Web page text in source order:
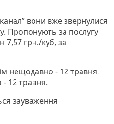
вони вже звернулися
Пропонують за послугу
7,57 грн./куб, за
нещодавно - 12 травня.
- 12 травня.
зауваження